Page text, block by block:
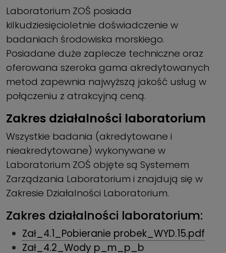
Laboratorium ZOŚ posiada
kilkudziesięcioletnie doświadczenie w
badaniach środowiska morskiego.
Posiadane duże zaplecze techniczne oraz
oferowana szeroka gama akredytowanych
metod zapewnia najwyższą jakość usług w
połączeniu z atrakcyjną ceną.
Zakres działalności laboratorium
Wszystkie badania (akredytowane i
nieakredytowane) wykonywane w
Laboratorium ZOŚ objęte są Systemem
Zarządzania Laboratorium i znajdują się w
Zakresie Działalności Laboratorium.
Zakres działalności laboratorium:
Zał_4.1_Pobieranie probek_WYD.15.pdf
Zał_4.2_Wody p_m_p_b